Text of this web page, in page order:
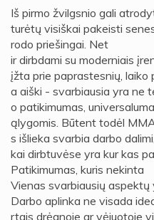
Iš pirmo žvilgsnio gali
turėtų visiškai pakeisti
rodo priešingai. Net
ir dirbdami su moderniais
įžta prie paprastesnių, laiko
a aiški - svarbiausia yra ne
o patikimumas,
ąlygomis. Būtent todėl
s išlieka svarbia darbo
kai dirbtuvėse yra kur kas
Patikimumas, kuris nekinta
Vienas svarbiausių aspektų
Darbo aplinka ne visada
rtais drėgnoje ar vėjuotoje